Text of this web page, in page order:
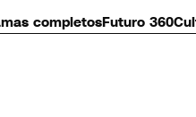
completosFuturo 360